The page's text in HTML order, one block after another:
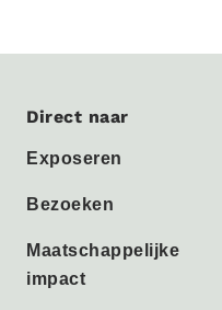
Direct naar
Exposeren
Bezoeken
Maatschappelijke
impact